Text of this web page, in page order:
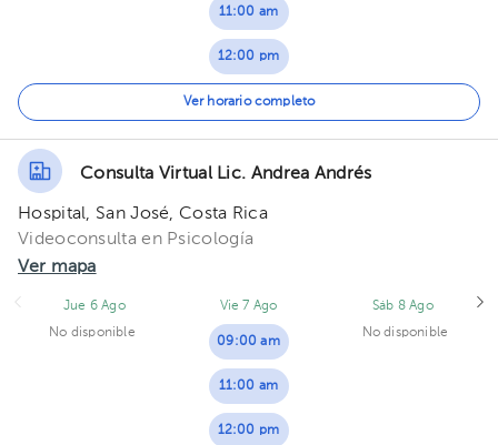
11:00 am
12:00 pm
01:00 pm
Ver horario completo
Consulta Virtual Lic. Andrea Andrés
Hospital, San José, Costa Rica
Videoconsulta en Psicología
Ver mapa
Jue 6 Ago
No disponible
Vie 7 Ago
09:00 am
11:00 am
12:00 pm
Sáb 8 Ago
No disponible